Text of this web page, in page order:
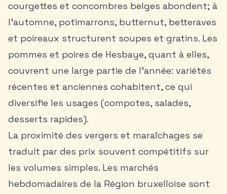
courgettes et concombres belges abondent; à
l’automne, potimarrons, butternut, betteraves
et poireaux structurent soupes et gratins. Les
pommes et poires de Hesbaye, quant à elles,
couvrent une large partie de l’année: variétés
récentes et anciennes cohabitent, ce qui
diversifie les usages (compotes, salades,
desserts rapides).
La proximité des vergers et maraîchages se
traduit par des prix souvent compétitifs sur
les volumes simples. Les marchés
hebdomadaires de la Région bruxelloise sont